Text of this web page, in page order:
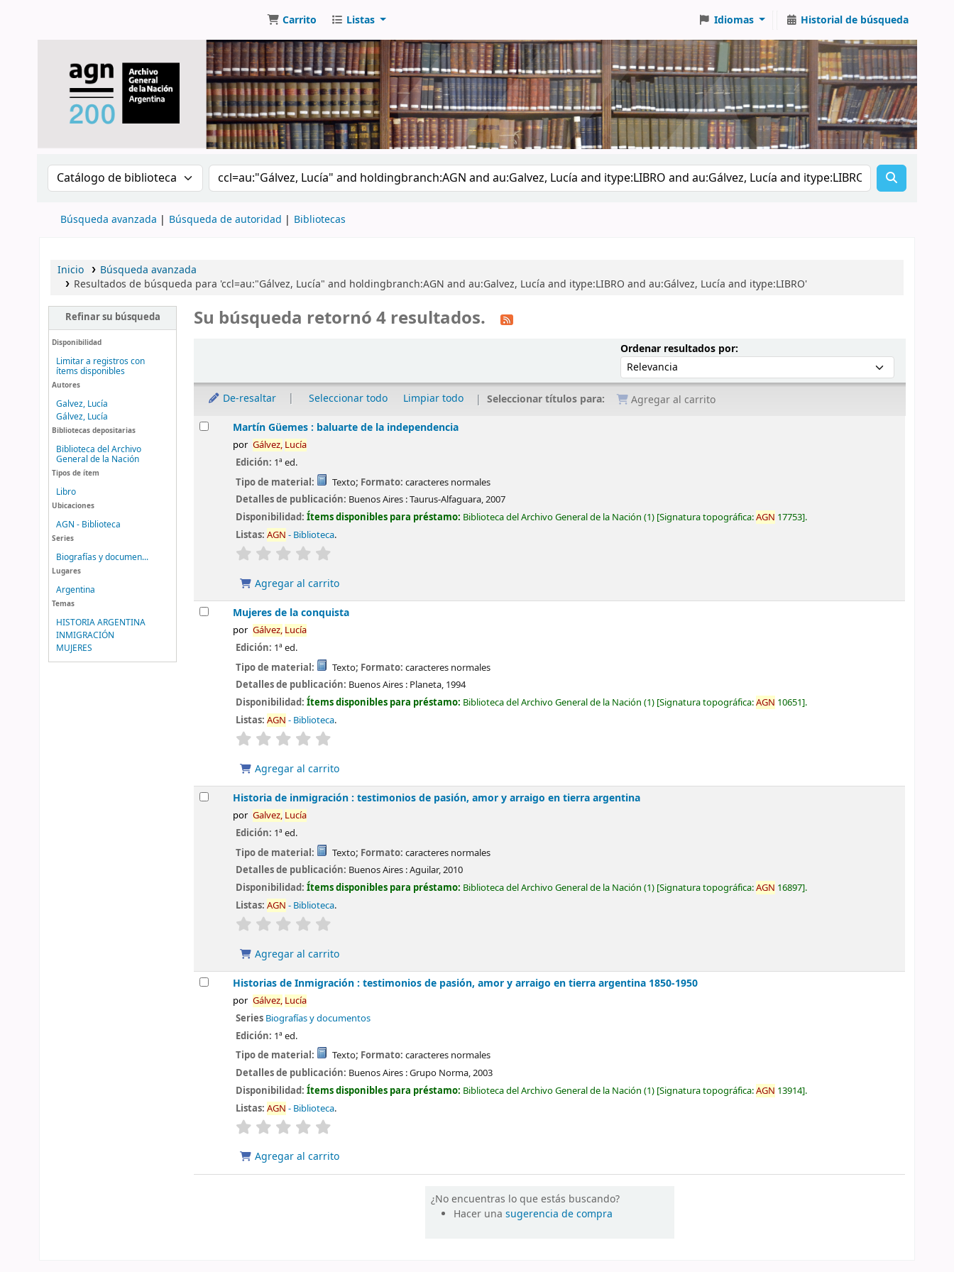
Carrito Listas Idiomas Historial de búsqueda
Buscar en el catálogo por: Buscar en el catálogo
Búsqueda avanzada Búsqueda de autoridad Bibliotecas
Inicio
Búsqueda avanzada
Resultados de búsqueda para 'ccl=au:"Gálvez, Lucía" and holdingbranch:AGN and au:Galvez, Lucía and itype:LIBRO and au:Gálvez, Lucía and itype:LIBRO'
Refinar su búsqueda
Disponibilidad
Limitar a registros con
ítems disponibles
Autores
Galvez, Lucía
Gálvez, Lucía
Bibliotecas depositarias
Biblioteca del Archivo
General de la Nación
Tipos de ítem
Libro
Ubicaciones
AGN - Biblioteca
Series
Biografías y documen...
Lugares
Argentina
Temas
HISTORIA ARGENTINA
INMIGRACIÓN
MUJERES
Su búsqueda retornó 4 resultados.
Ordenar resultados por:Ordenar por:
De-resaltar Seleccionar todo Limpiar todo Seleccionar títulos para:
Agregar al carrito
ResultadosMartín Güemes : baluarte de la independencia
por Gálvez, Lucía
Edición: 1ª ed.
Tipo de material:
Texto; Formato: caracteres normales
Detalles de publicación: Buenos Aires :Taurus-Alfaguara,2007
Disponibilidad:Ítems disponibles para préstamo: Biblioteca del Archivo General de la Nación (1) Signatura topográfica:AGN 17753 .
Listas: AGN - Biblioteca.
valoración
Agregar al carrito
Mujeres de la conquista
por Gálvez, Lucía
Edición: 1ª ed.
Tipo de material:
Texto; Formato: caracteres normales
Detalles de publicación: Buenos Aires : Planeta, 1994
Disponibilidad:Ítems disponibles para préstamo: Biblioteca del Archivo General de la Nación (1) Signatura topográfica:AGN 10651 .
Listas: AGN - Biblioteca.
valoración
Agregar al carrito
Historia de inmigración : testimonios de pasión, amor y arraigo en tierra argentina
por Galvez, Lucía
Edición: 1ª ed.
Tipo de material:
Texto; Formato: caracteres normales
Detalles de publicación: Buenos Aires :Aguilar,2010
Disponibilidad:Ítems disponibles para préstamo: Biblioteca del Archivo General de la Nación (1) Signatura topográfica:AGN 16897 .
Listas: AGN - Biblioteca.
valoración
Agregar al carrito
Historias de Inmigración : testimonios de pasión, amor y arraigo en tierra argentina 1850-1950
por Gálvez, Lucía
Series Biografías y documentos
Edición: 1ª ed.
Tipo de material:
Texto; Formato: caracteres normales
Detalles de publicación: Buenos Aires :Grupo Norma,2003
Disponibilidad:Ítems disponibles para préstamo: Biblioteca del Archivo General de la Nación (1) Signatura topográfica:AGN 13914 .
Listas: AGN - Biblioteca.
valoración
Agregar al carrito
¿No encuentras lo que estás buscando?
Hacer unasugerencia de compra